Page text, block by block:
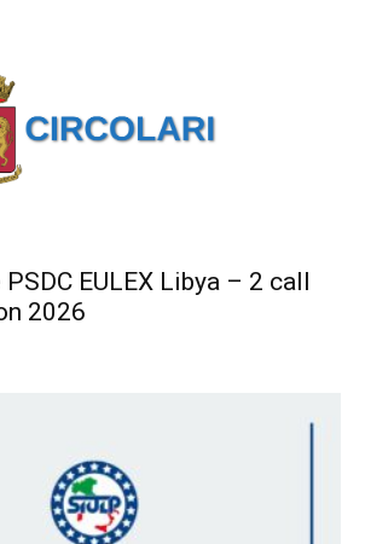
EULEX Libya – 2 call
2026